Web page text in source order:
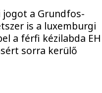
jogot a Grundfos-
is a luxemburgi
a férfi kézilabda
sorra kerülő